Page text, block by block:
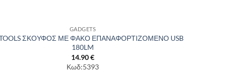
GADGETS
TOOLS ΣΚΟΥΦΟΣ ΜΕ ΦΑΚΟ ΕΠΑΝΑΦΟΡΤΙΖΟΜΕΝΟ USB
180LM
14.90€
Κωδ:5393